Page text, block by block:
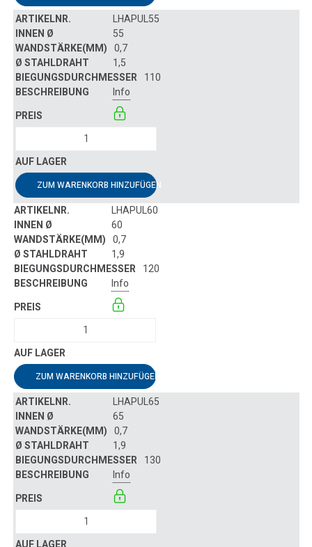
LHAPUL55
55
0,7
1,5
110
Info
ZUM WARENKORB HINZUFÜGEN
LHAPUL60
60
0,7
1,9
120
Info
ZUM WARENKORB HINZUFÜGEN
LHAPUL65
65
0,7
1,9
130
Info